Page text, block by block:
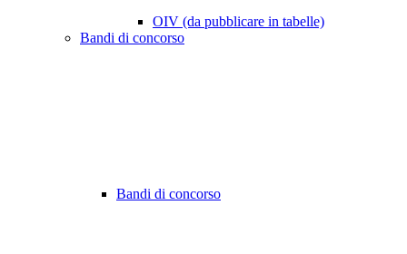
OIV (da pubblicare in tabelle)
Bandi di concorso
Bandi di concorso